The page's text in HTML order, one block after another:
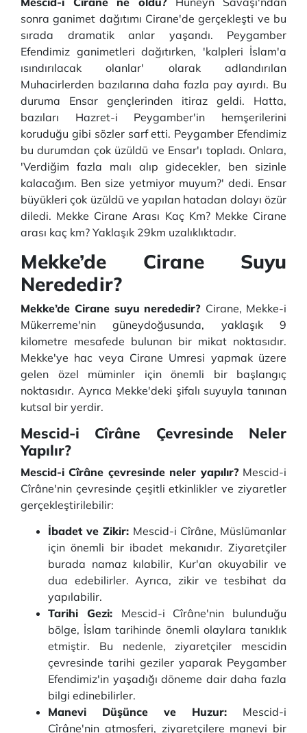
sonra ganimet dağıtımı Cirane'de gerçekleşti ve bu
sırada dramatik anlar yaşandı. Peygamber
Efendimiz ganimetleri dağıtırken, 'kalpleri İslam'a
ısındırılacak olanlar' olarak adlandırılan
Muhacirlerden bazılarına daha fazla pay ayırdı. Bu
duruma Ensar gençlerinden itiraz geldi. Hatta,
bazıları Hazret-i Peygamber'in hemşerilerini
koruduğu gibi sözler sarf etti. Peygamber Efendimiz
bu durumdan çok üzüldü ve Ensar'ı topladı. Onlara,
'Verdiğim fazla malı alıp gidecekler, ben sizinle
kalacağım. Ben size yetmiyor muyum?' dedi. Ensar
büyükleri çok üzüldü ve yapılan hatadan dolayı özür
diledi. Mekke Cirane Arası Kaç Km? Mekke Cirane
arası kaç km? Yaklaşık 29km uzalıklıktadır.
Mekke’de Cirane Suyu
Nerededir?
Mekke’de Cirane suyu nerededir? Cirane, Mekke-i
Mükerreme'nin güneydoğusunda, yaklaşık 9
kilometre mesafede bulunan bir mikat noktasıdır.
Mekke'ye hac veya Cirane Umresi yapmak üzere
gelen özel müminler için önemli bir başlangıç
noktasıdır. Ayrıca Mekke'deki şifalı suyuyla tanınan
kutsal bir yerdir.
Mescid-i Cîrâne Çevresinde Neler
Yapılır?
Mescid-i Cîrâne çevresinde neler yapılır?Mescid-i
Cîrâne'nin çevresinde çeşitli etkinlikler ve ziyaretler
gerçekleştirilebilir:
İbadet ve Zikir: Mescid-i Cîrâne, Müslümanlar
için önemli bir ibadet mekanıdır. Ziyaretçiler
burada namaz kılabilir, Kur'an okuyabilir ve
dua edebilirler. Ayrıca, zikir ve tesbihat da
yapılabilir.
Tarihi Gezi: Mescid-i Cîrâne'nin bulunduğu
bölge, İslam tarihinde önemli olaylara tanıklık
etmiştir. Bu nedenle, ziyaretçiler mescidin
çevresinde tarihi geziler yaparak Peygamber
Efendimiz'in yaşadığı döneme dair daha fazla
bilgi edinebilirler.
Manevi Düşünce ve Huzur: Mescid-i
Cîrâne'nin atmosferi, ziyaretçilere manevi bir